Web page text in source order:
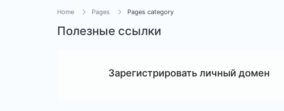
Home Pages Pages category
Полезные ссылки
Зарегистрировать личный домен